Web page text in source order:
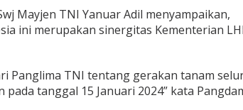
Mayjen TNI Yanuar Adil menyampaikan,
ini merupakan sinergitas Kementerian
Panglima TNI tentang gerakan tanam
tanggal 15 Januari 2024” kata